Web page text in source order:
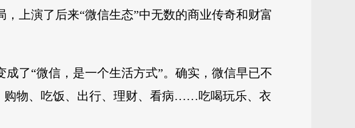
上演了后来“微信生态”中无数的商业传奇和财富
了“微信，是一个生活方式”。确实，微信早已不
购物、吃饭、出行、理财、看病……吃喝玩乐、衣